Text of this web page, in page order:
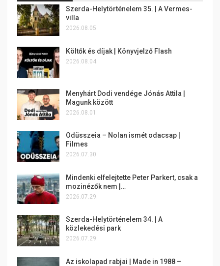
Szerda-Helytörténelem 35. | A Vermes-
villa
2026.08.05.
Költők és díjak | Könyvjelző Flash
2026.08.04.
Menyhárt Dodi vendége Jónás Attila |
Magunk között
2026.08.01.
Odüsszeia – Nolan ismét odacsap |
Filmes
2026.07.30.
Mindenki elfelejtette Peter Parkert, csak a
mozinézők nem |…
2026.07.29.
Szerda-Helytörténelem 34. | A
közlekedési park
2026.07.29.
Az iskolapad rabjai | Made in 1988 –